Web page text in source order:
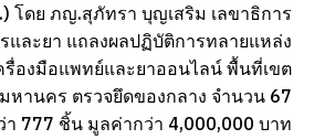
โดย ภญ.สุภัทรา บุญเสริม เลขาธิการ
ละยา แถลงผลปฏิบัติการทลายแหล่ง
รื่องมือแพทย์และยาออนไลน์ พื้นที่เขต
หานคร ตรวจยึดของกลาง จำนวน 67
า 777 ชิ้น มูลค่ากว่า 4,000,000 บาท